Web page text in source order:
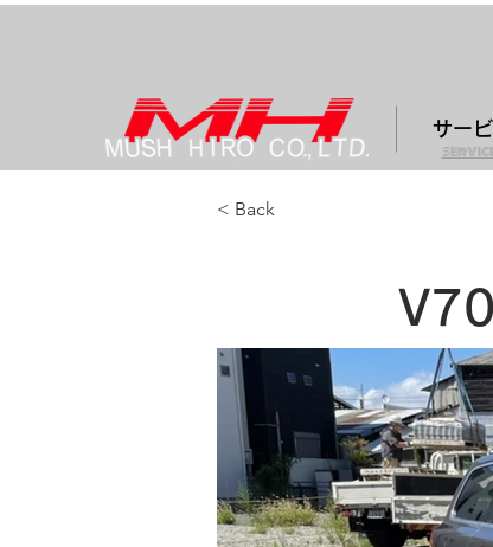
サー
< Back